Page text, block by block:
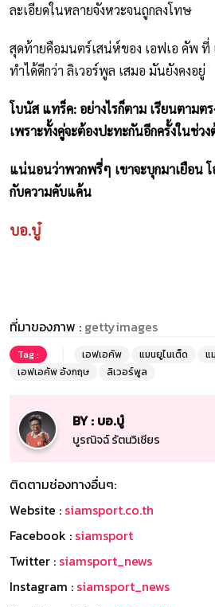
ละเอียดในหลายจังหวะจนถูกลงโทษ
สุดท้ายคือมนตร์เสน่ห์ของ เอฟเอ คัพ ที่
ทำได้ดีกว่า ลิเวอร์พูล เสมอ มันยังคงอยู่
โบนัส แทร็ค: อย่างไรก็ตาม เรียนตามตร
เพราะทั้งคู่จะต้องปะทะกันอีกครั้งในช่ว
แน่นอนว่าพวกพรี่ๆ เขาจะบุกมาเยือน
กับความคับแค้น
บอ.บู๋
ที่มาของภาพ : gettyimages
Tag : เอฟเอคัพ แมนยูไนเต็ด แ
เอฟเอคัพ อังกฤษ
ลิเวอร์พูล
BY : บอ.บู๋
บูรณิจฉ์ รัตนวิเชียร
ติดตามช่องทางอื่นๆ:
Website : siamsport.co.th
Facebook : siamsport
Twitter : siamsport_news
Instagram : siamsport_news